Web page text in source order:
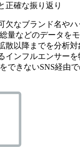
正確な振り返り
欠なブランド名や
量などのデータを
散以降までを分析対
インフルエンサーを
できないSNS経由